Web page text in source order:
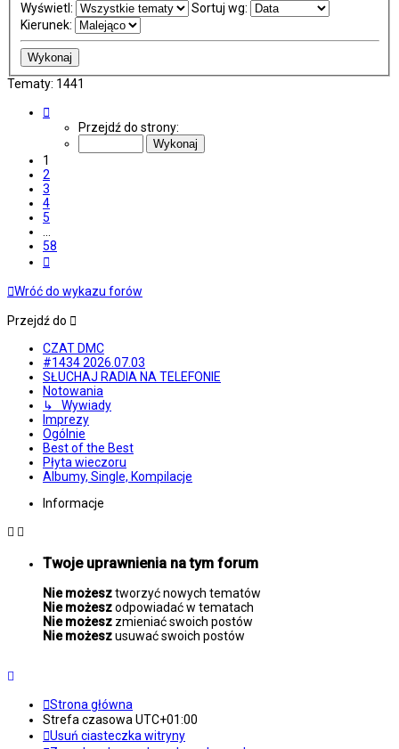
Wyświetl:
Sortuj wg:
Kierunek:
Tematy: 1441
Przejdź do strony:
1
2
3
4
5
58
Wróć do wykazu forów
Przejdź do
CZAT DMC
#1434 2026.07.03
SŁUCHAJ RADIA NA TELEFONIE
Notowania
↳ Wywiady
Imprezy
Ogólnie
Best of the Best
Płyta wieczoru
Albumy, Single, Kompilacje
Informacje
Twoje uprawnienia na tym forum
Nie możesztworzyć nowych tematów
Nie możeszodpowiadać w tematach
Nie możesz zmieniać swoich postów
Nie możeszusuwać swoich postów
Strona główna
Strefa czasowa UTC+01:00
Usuń ciasteczka witryny